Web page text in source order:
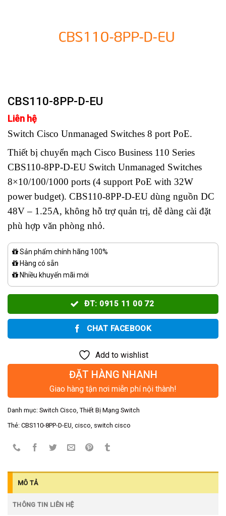
CBS110-8PP-D-EU
Liên hệ
Switch Cisco Unmanaged Switches 8 port PoE.
Thiết bị chuyển mạch Cisco Business 110 Series
CBS110-8PP-D-EU Switch Unmanaged Switches
8×10/100/1000 ports (4 support PoE with 32W
power budget). CBS110-8PP-D-EU dùng nguồn DC
48V – 1.25A, không hỗ trợ quản trị, dễ dàng cài đặt
phù hợp văn phòng nhỏ.
Sản phẩm chính hãng 100%
Hàng có sẵn
Nhiều khuyến mãi mới
ĐT: 0915 11 00 72
CHAT FACEBOOK
Add to wishlist
ĐẶT HÀNG NHANH
Giao hàng tận nơi miễn phí nội thành!
Danh mục: Switch Cisco, Thiết Bị Mạng Switch
Thẻ: CBS110-8PP-D-EU, cisco, switch cisco
MÔ TẢ
THÔNG TIN LIÊN HỆ